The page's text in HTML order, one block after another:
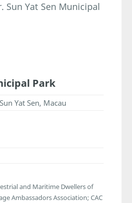
Sun Yat Sen Municipal
Park
Yat Sen, Macau
and Maritime Dwellers of
Ambassadors Association; CAC